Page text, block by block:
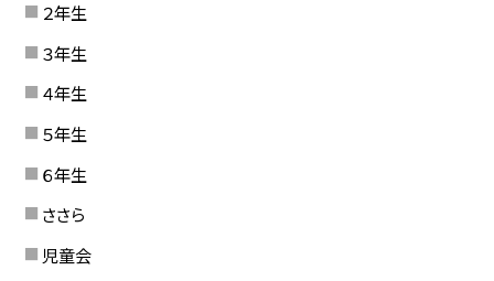
２年生
３年生
４年生
５年生
６年生
ささら
児童会